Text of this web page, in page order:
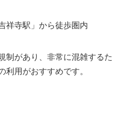
祥寺駅」から徒歩圏内
制があり、非常に混雑するた
利用がおすすめです。